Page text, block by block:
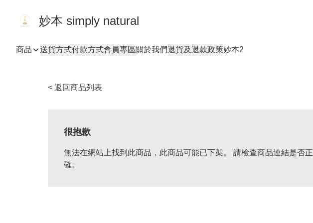
妙本 simply natural
商品 送貨方式付款方式會員專區關於我們退貨及退款政策妙本2
< 返回商品列表
很抱歉
無法在網站上找到此商品，此商品可能已下架。 請檢查商品連結是否正
確。